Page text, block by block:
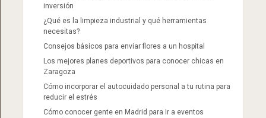
inversión
¿Qué es la limpieza industrial y qué herramientas
necesitas?
Consejos básicos para enviar flores a un hospital
Los mejores planes deportivos para conocer chicas en
Zaragoza
Cómo incorporar el autocuidado personal a tu rutina para
reducir el estrés
Cómo conocer gente en Madrid para ir a eventos